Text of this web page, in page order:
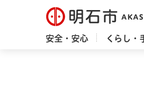
明石市
安全・安心 くらし・